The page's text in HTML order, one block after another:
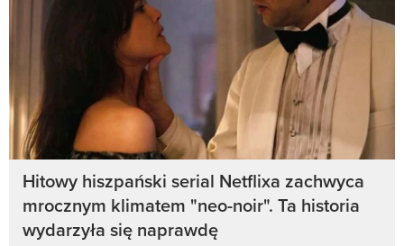
Hitowy hiszpański serial Netflixa zachwyca
mrocznym klimatem "neo-noir". Ta historia
wydarzyła się naprawdę